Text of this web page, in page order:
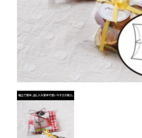
052-439-
営業時間 平日9:00～
お問い合わせ・資